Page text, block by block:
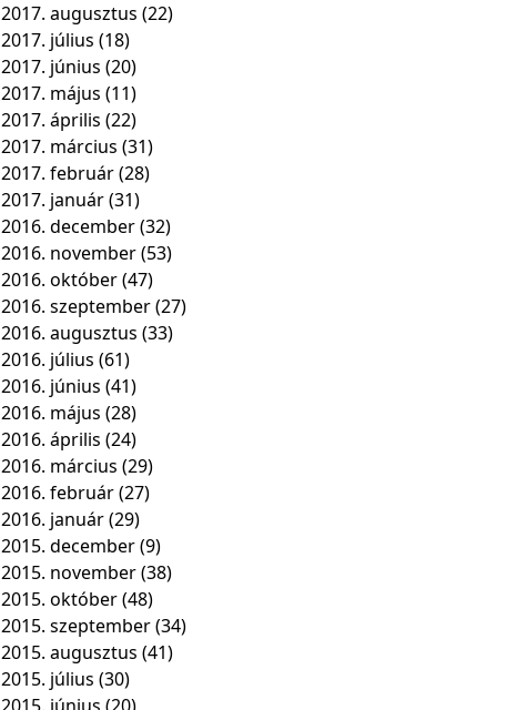
2017. augusztus (22)
2017. július (18)
2017. június (20)
2017. május (11)
2017. április (22)
2017. március (31)
2017. február(28)
2017. január(31)
2016. december(32)
2016. november(53)
2016. október(47)
2016. szeptember(27)
2016. augusztus (33)
2016. július (61)
2016. június (41)
2016. május (28)
2016. április (24)
2016. március (29)
2016. február(27)
2016. január(29)
2015. december(9)
2015. november(38)
2015. október(48)
2015. szeptember(34)
2015. augusztus (41)
2015. július (30)